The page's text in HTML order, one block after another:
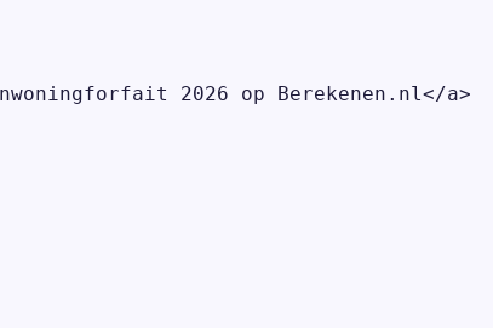
2026 op Berekenen.nl</a>